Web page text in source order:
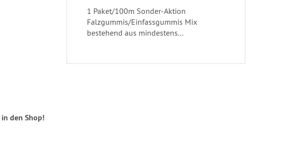
in den Shop!
1 Paket/100m Sonder-Aktion
Falzgummis/Einfassgummis Mix
bestehend aus mindestens...